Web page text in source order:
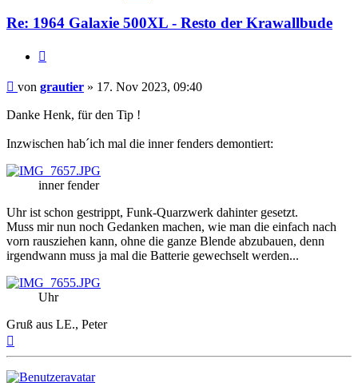
Re: 1964 Galaxie 500XL - Resto der Krawallbude
Beitrag
von grautier » 17. Nov 2023, 09:40
Danke Henk, für den Tip !
Inzwischen hab´ich mal die inner fenders demontiert:
inner fender
Uhr ist schon gestrippt, Funk-Quarzwerk dahinter gesetzt.
Muss mir nun noch Gedanken machen, wie man die einfach nach
vorn rausziehen kann, ohne die ganze Blende abzubauen, denn
irgendwann muss ja mal die Batterie gewechselt werden...
Uhr
Gruß aus LE., Peter